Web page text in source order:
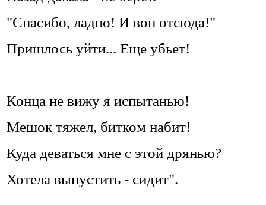
"Спасибо, ладно! И вон отсюда!"
Пришлось уйти... Еще убьет!
Конца не вижу я испытанью!
Мешок тяжел, битком набит!
Куда деваться мне с этой дрянью?
Хотела выпустить - сидит".